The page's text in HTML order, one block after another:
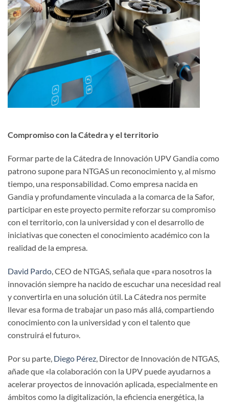
Compromiso con la Cátedra y el territorio
Formar parte de la Cátedra de Innovación UPV Gandia como
patrono supone para NTGAS un reconocimiento y, al mismo
tiempo, una responsabilidad. Como empresa nacida en
Gandia y profundamente vinculada a la comarca de la Safor,
participar en este proyecto permite reforzar su compromiso
con el territorio, con la universidad y con el desarrollo de
iniciativas que conecten el conocimiento académico con la
realidad de la empresa.
David Pardo, CEO de NTGAS, señala que «para nosotros la
innovación siempre ha nacido de escuchar una necesidad real
y convertirla en una solución útil. La Cátedra nos permite
llevar esa forma de trabajar un paso más allá, compartiendo
conocimiento con la universidad y con el talento que
construirá el futuro».
Por su parte, Diego Pérez , Director de Innovación de NTGAS,
añade que «la colaboración con la UPV puede ayudarnos a
acelerar proyectos de innovación aplicada, especialmente en
ámbitos como la digitalización, la eficiencia energética, la